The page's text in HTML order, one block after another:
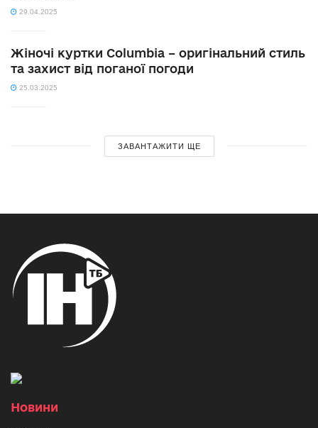
29.04.2025
Жіночі куртки Columbia – оригінальний стиль
та захист від поганої погоди
25.03.2025
ЗАВАНТАЖИТИ ЩЕ
Новини